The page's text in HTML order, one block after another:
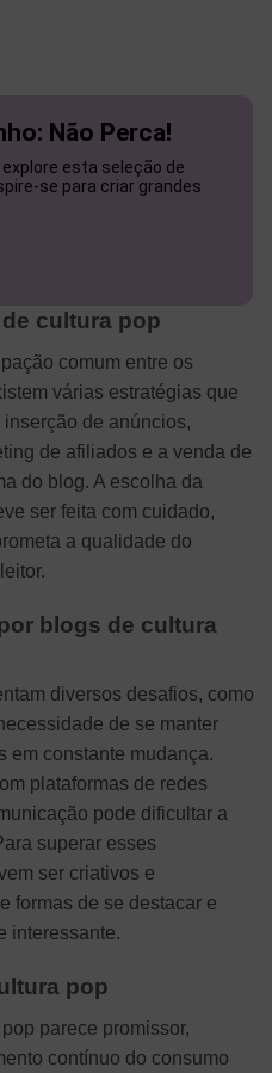
Não Perca!
esta seleção de
se para criar grandes
cultura pop
comum entre os
várias estratégias que
de anúncios,
de afiliados e a venda de
do blog. A escolha da
ser feita com cuidado,
a qualidade do
blogs de cultura
diversos desafios, como
de se manter
em constante mudança.
plataformas de redes
pode dificultar a
superar esses
ser criativos e
formas de se destacar e
interessante.
pop
parece promissor,
contínuo do consumo